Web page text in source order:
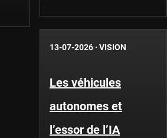
13-07-2026 · VISION
Les véhicules
autonomes et
l’essor de l’IA